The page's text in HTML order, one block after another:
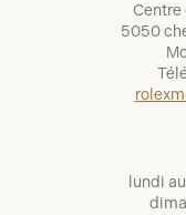
5050
lundi